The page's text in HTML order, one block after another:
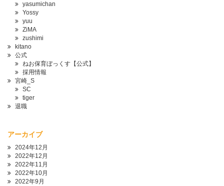
yasumichan
Yossy
yuu
ZiMA
zushimi
kitano
公式
ねお保育ぼっくす【公式】
採用情報
宮崎_S
SC
tiger
退職
アーカイブ
2024年12月
2022年12月
2022年11月
2022年10月
2022年9月